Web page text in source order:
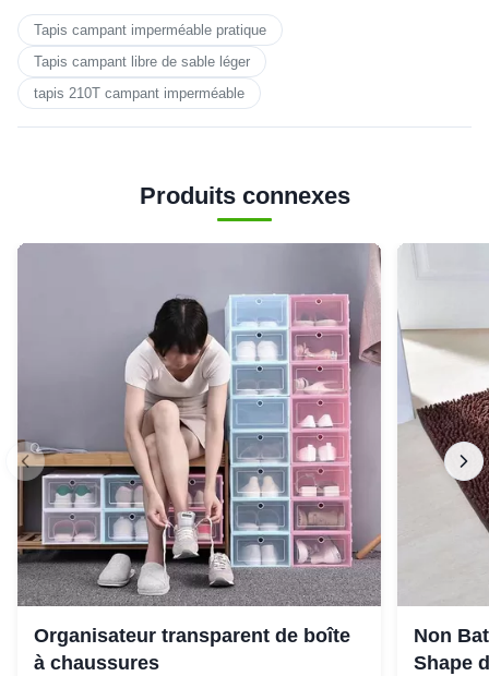
Tapis campant imperméable pratique
Tapis campant libre de sable léger
tapis 210T campant imperméable
Produits connexes
Organisateur transparent de boîte
à chaussures
Non
Shape